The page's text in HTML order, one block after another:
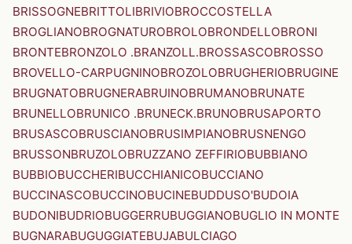
BRISSOGNEBRITTOLIBRIVIOBROCCOSTELLA
BROGLIANOBROGNATUROBROLOBRONDELLOBRONI
BRONTEBRONZOLO .BRANZOLL.BROSSASCOBROSSO
BROVELLO-CARPUGNINOBROZOLOBRUGHERIOBRUGINE
BRUGNATOBRUGNERABRUINOBRUMANOBRUNATE
BRUNELLOBRUNICO .BRUNECK.BRUNOBRUSAPORTO
BRUSASCOBRUSCIANOBRUSIMPIANOBRUSNENGO
BRUSSONBRUZOLOBRUZZANO ZEFFIRIOBUBBIANO
BUBBIOBUCCHERIBUCCHIANICOBUCCIANO
BUCCINASCOBUCCINOBUCINEBUDDUSO'BUDOIA
BUDONIBUDRIOBUGGERRUBUGGIANOBUGLIO IN MONTE
BUGNARABUGUGGIATEBUJABULCIAGO